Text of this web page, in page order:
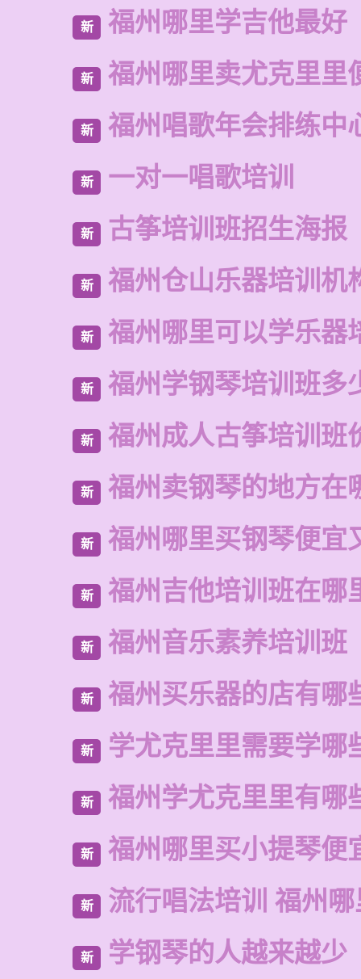
新 福州哪里学吉他最好
新 福州哪里卖尤克里里
新 福州唱歌年会排练中
新 一对一唱歌培训
新 古筝培训班招生海报
新 福州仓山乐器培训机
新 福州哪里可以学乐器
新 福州学钢琴培训班多
新 福州成人古筝培训班
新 福州卖钢琴的地方在
新 福州哪里买钢琴便宜
新 福州吉他培训班在哪
新 福州音乐素养培训班
新 福州买乐器的店有哪
新 学尤克里里需要学哪
新 福州学尤克里里有哪
新 福州哪里买小提琴便
新 流行唱法培训 福州
新 学钢琴的人越来越少